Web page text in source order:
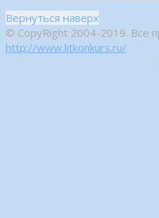
Вернуться наверх
© CopyRight 2004-2019. Все
http://www.litkonkurs.ru/